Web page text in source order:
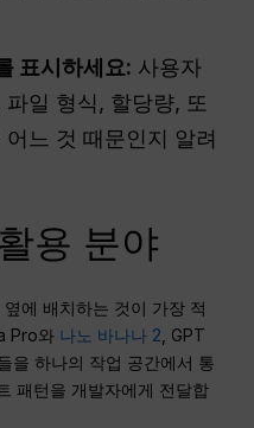
표시하세요: 사용자
일 형식, 할당량, 또
느 것 때문인지 알려
용 분야
에 배치하는 것이 가장 적
Pro와 나노 바나나 2 , GPT
을 하나의 작업 공간에서 통
패턴을 개발자에게 전달합